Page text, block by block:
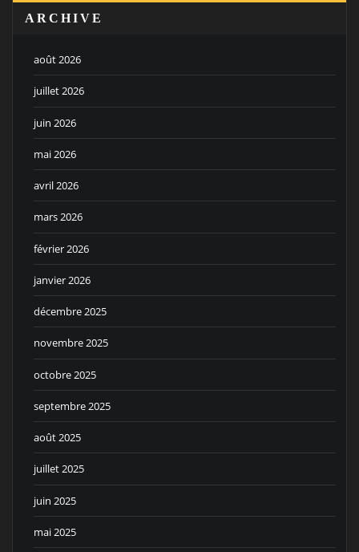
ARCHIVE
août 2026
juillet 2026
juin 2026
mai 2026
avril 2026
mars 2026
février 2026
janvier 2026
décembre 2025
novembre 2025
octobre 2025
septembre 2025
août 2025
juillet 2025
juin 2025
mai 2025